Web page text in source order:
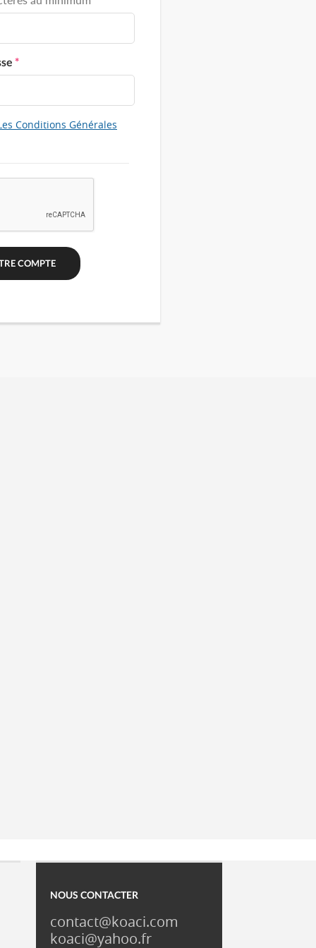
*
Conditions Générales
NOUS CONTACTER
contact@koaci.com
koaci@yahoo.fr